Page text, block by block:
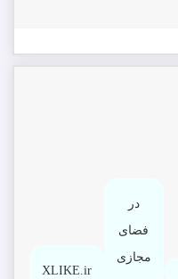
در
فضای
مجازی
XLIKE.ir